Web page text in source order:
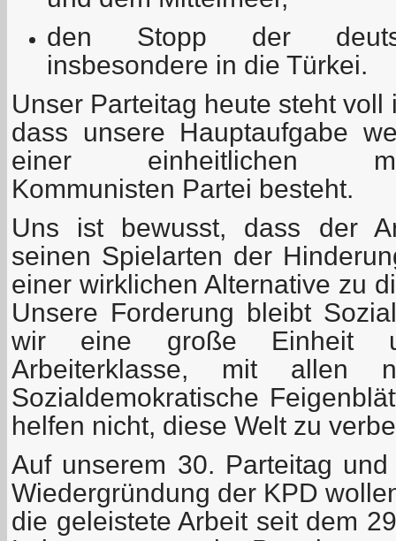
den Stopp der
insbesondere in die Türkei.
Unser Parteitag heute steht
dass unsere Hauptaufgabe
einer einheitlichen
Kommunisten Partei besteht.
Uns ist bewusst, dass der
seinen Spielarten der
einer wirklichen Alternative zu
Unsere Forderung bleibt
wir eine große Einheit
Arbeiterklasse, mit allen
Sozialdemokratische
helfen nicht, diese Welt zu
Auf unserem 30. Parteitag
Wiedergründung der KPD
die geleistete Arbeit seit dem